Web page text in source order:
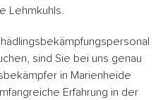
Lehmkuhls.
sind Sie bei uns genau
in Marienheide
Erfahrung in der